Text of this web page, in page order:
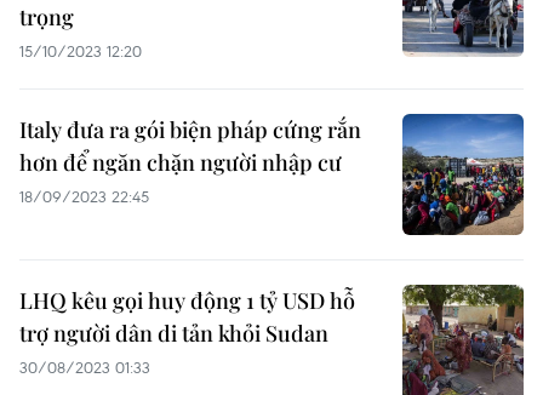
trọng
15/10/2023 12:20
Italy đưa ra gói biện pháp cứng rắn
hơn để ngăn chặn người nhập cư
18/09/2023 22:45
LHQ kêu gọi huy động 1 tỷ USD hỗ
trợ người dân di tản khỏi Sudan
30/08/2023 01:33